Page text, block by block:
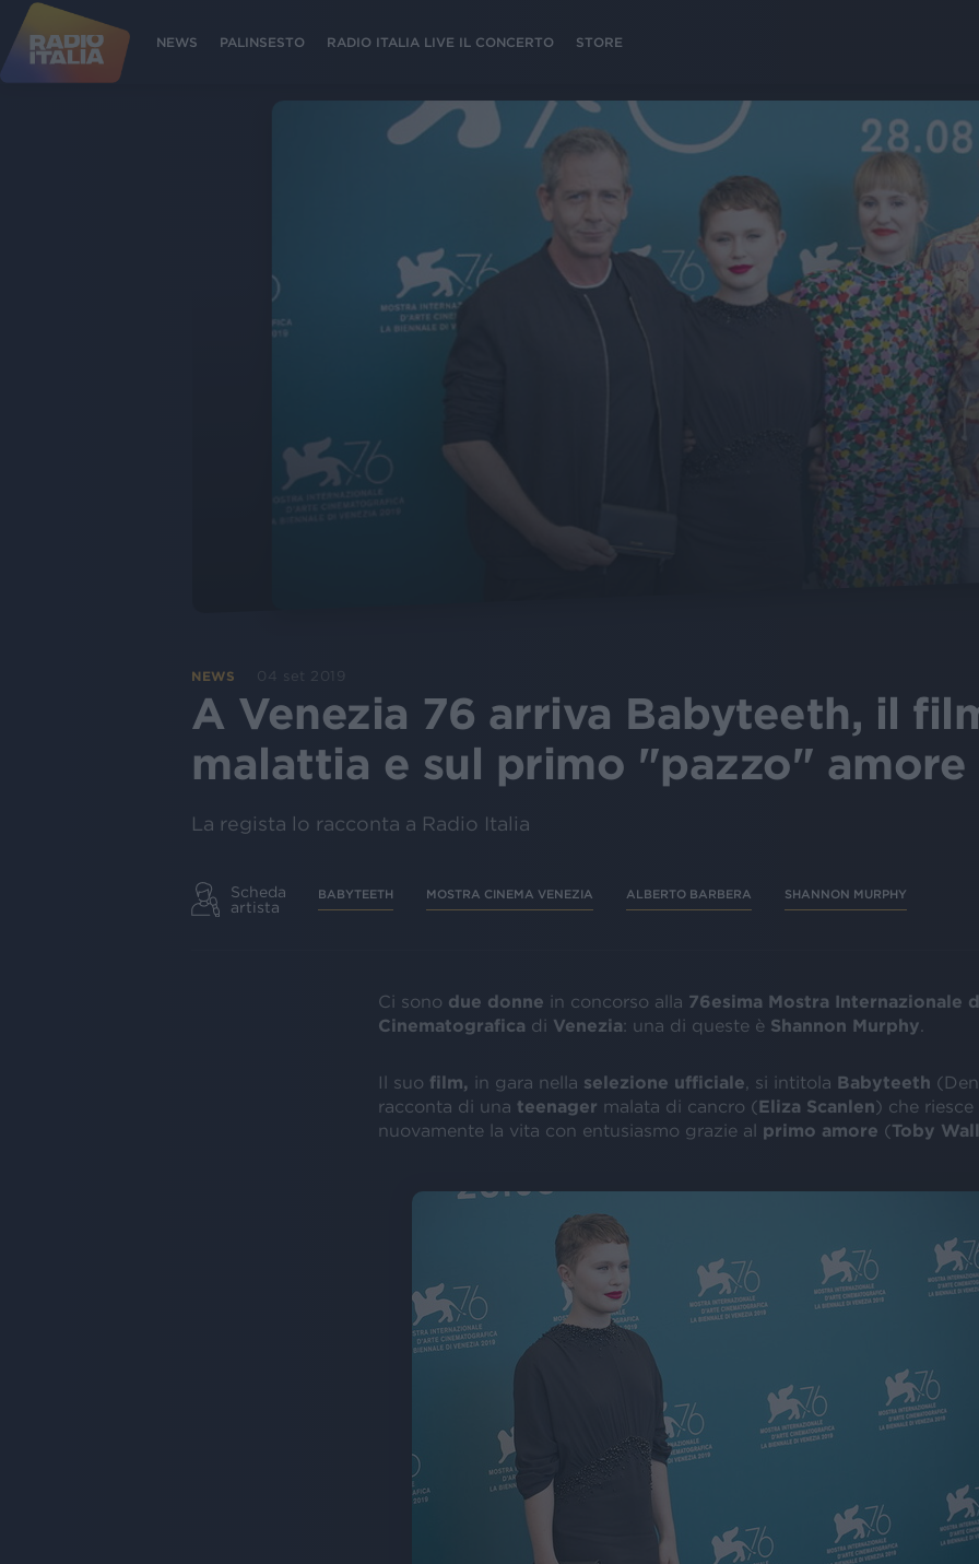
NEWS PALINSESTO RADIO ITALIA LIVE IL CONCERTO STORE
NEWS 04 set 2019
A Venezia 76 arriva Babyteeth, il
malattia e sul primo "pazzo" amore
La regista lo racconta a Radio Italia
Scheda
artista
BABYTEETH MOSTRA CINEMA VENEZIA ALBERTO BARBERA SHANNON MURPHY
Ci sono due donne in concorso alla 76esima Mostra Internazionale
Cinematografica di Venezia: una di queste è Shannon Murphy
Il suo film, in gara nella selezione ufficiale , si intitola Babyteeth
racconta di una teenager malata di cancro (Eliza Scanlen) che
nuovamente la vita con entusiasmo grazie al primo amore (Toby